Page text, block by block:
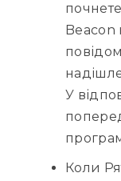
Beacon
У
Коли